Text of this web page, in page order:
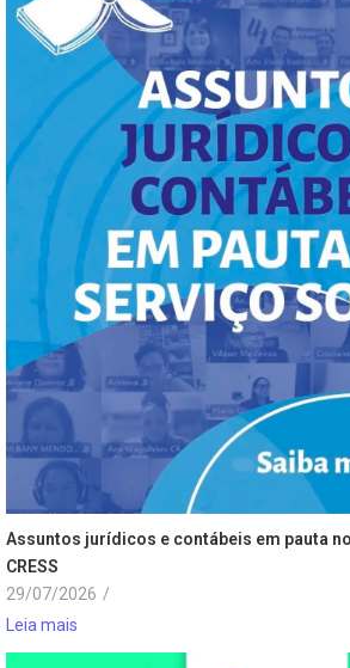
Assuntos jurídicos e contábeis em pauta
CRESS
29/07/2026 /
Leia mais